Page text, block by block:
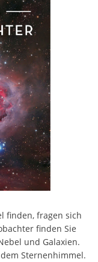
finden, fragen sich
finden Sie
und Galaxien.
Sternenhimmel.